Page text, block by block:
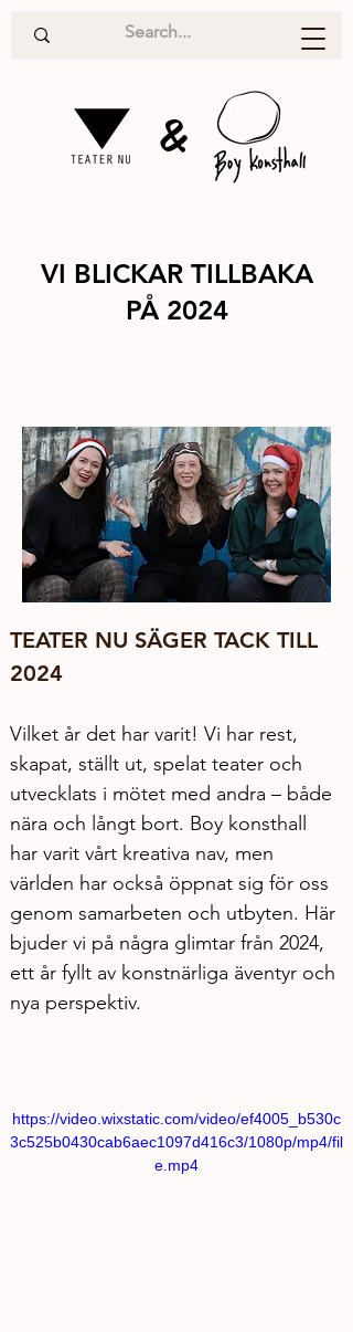
&
VI BLICKAR TILLBAKA
PÅ 2024
TEATER NU SÄGER TACK TILL
2024
Vilket år det har varit! Vi har rest,
skapat, ställt ut, spelat teater och
utvecklats i mötet med andra – både
nära och långt bort. Boy konsthall
har varit vårt kreativa nav, men
världen har också öppnat sig för oss
genom samarbeten och utbyten. Här
bjuder vi på några glimtar från 2024,
ett år fyllt av konstnärliga äventyr och
nya perspektiv.
https://video.wixstatic.com/video/ef4005_b530c
3c525b0430cab6aec1097d416c3/1080p/mp4/fil
e.mp4